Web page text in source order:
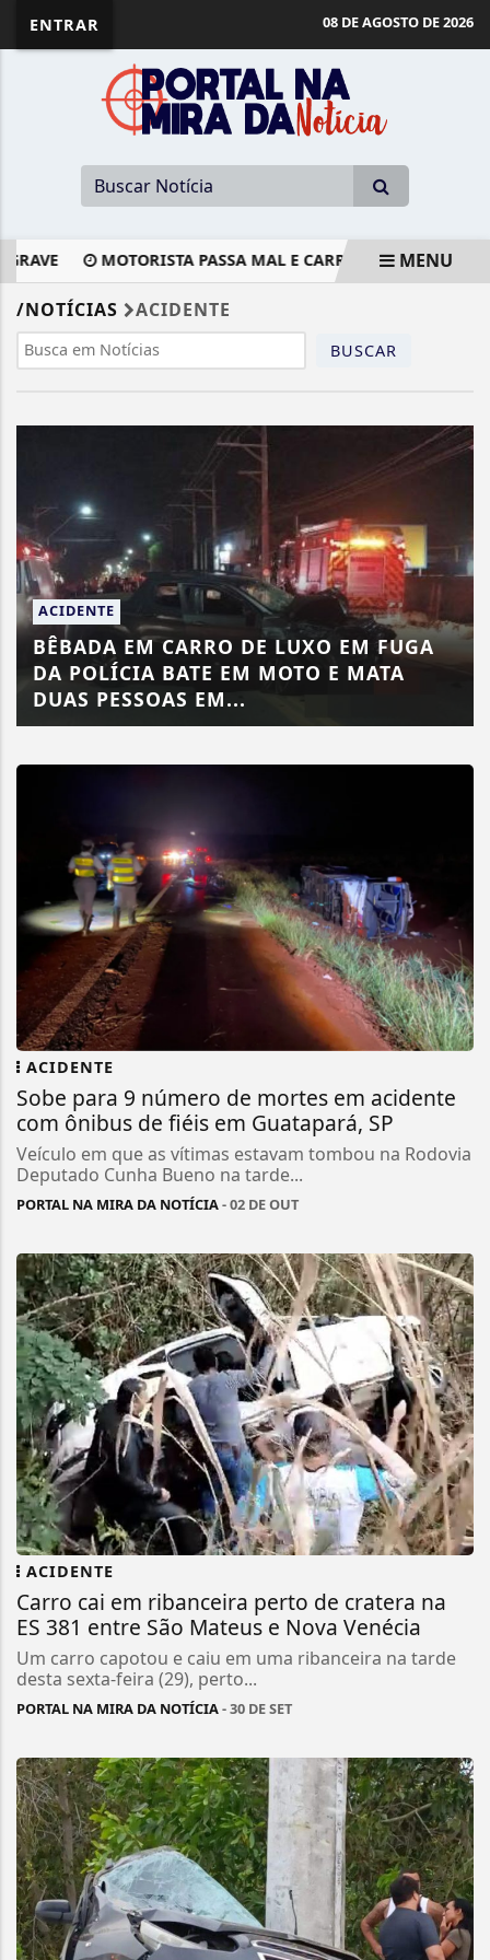
ENTRAR 08 DE AGOSTO DE 2026
MOTORISTA PASSA MAL E CARRO ATINGE
EM ALTA
MENU
/NOTÍCIAS ACIDENTE
BUSCAR
ACIDENTE
BÊBADA EM CARRO DE LUXO EM FUGA
DA POLÍCIA BATE EM MOTO E MATA
DUAS PESSOAS EM...
ACIDENTE
Sobe para 9 número de mortes em acidente
com ônibus de fiéis em Guatapará, SP
Veículo em que as vítimas estavam tombou na Rodovia
Deputado Cunha Bueno na tarde...
PORTAL NA MIRA DA NOTÍCIA- 02 DE OUT
ACIDENTE
Carro cai em ribanceira perto de cratera na
ES 381 entre São Mateus e Nova Venécia
Um carro capotou e caiu em uma ribanceira na tarde
desta sexta-feira (29), perto...
PORTAL NA MIRA DA NOTÍCIA- 30 DE SET